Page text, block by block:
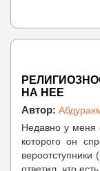
НА НЕЕ
Автор:
Недавно у меня
которого он